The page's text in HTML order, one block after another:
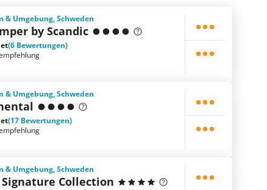
& Umgebung, Schweden
by Scandic
(6 Bewertungen)
& Umgebung, Schweden
(17 Bewertungen)
& Umgebung, Schweden
Signature Collection